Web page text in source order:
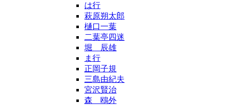
は行
萩原朔太郎
樋口一葉
二葉亭四迷
堀 辰雄
ま行
正岡子規
三島由紀夫
宮沢賢治
森 鴎外